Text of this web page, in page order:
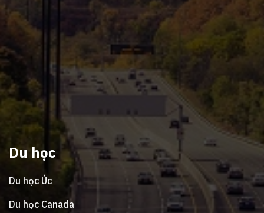
Du học
Du học Úc
Du học Canada